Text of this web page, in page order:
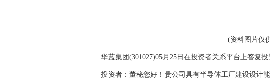
(资料图片仅
华蓝集团(301027)05月25日在投资者关系平台上答复投
投资者：董秘您好！贵公司具有半导体工厂建设设计